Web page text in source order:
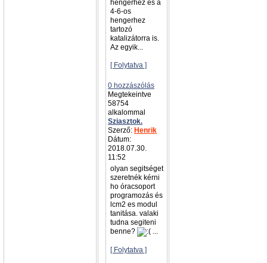
hengerhez és a
4-6-os
hengerhez
tartozó
katalizátorra is.
Az egyik...
[ Folytatva ]
0 hozzászólás
Megtekeintve
58754
alkalommal
Sziasztok.
Szerző: Henrik
Dátum:
2018.07.30.
11:52
olyan segitséget
szeretnék kérni
ho óracsoport
programozás és
lcm2 es modul
tanitása. valaki
tudna segiteni
benne?
...
[ Folytatva ]